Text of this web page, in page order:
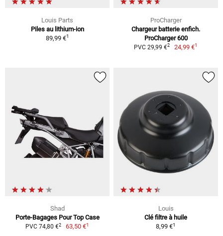
Louis Parts
Piles au lithium-ion
89,99 €1
ProCharger
Chargeur batterie enfich.
ProCharger 600
PVC 29,99 €2 24,99 €1
Shad
Porte-Bagages Pour Top Case
PVC 74,80 €2 63,50 €1
Louis
Clé filtre à huile
8,99 €1